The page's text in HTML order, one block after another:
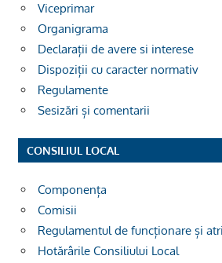
Viceprimar
Organigrama
Declarații de avere si interese
Dispoziții cu caracter normativ
Regulamente
Sesizări și comentarii
CONSILIUL LOCAL
Componența
Comisii
Regulamentul de funcționare și
Hotărârile Consiliului Local